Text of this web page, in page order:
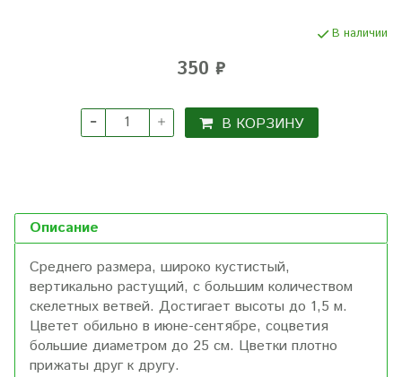
В наличии
350 ₽
В КОРЗИНУ
Описание
Среднего размера, широко кустистый,
вертикально растущий, с большим количеством
скелетных ветвей. Достигает высоты до 1,5 м.
Цветет обильно в июне-сентябре, соцветия
большие диаметром до 25 см. Цветки плотно
прижаты друг к другу.